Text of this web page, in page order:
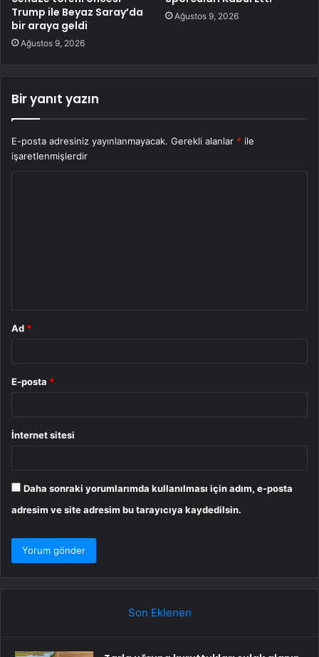
Trump ile Beyaz Saray’da
bir araya geldi
Ağustos 9, 2026
Ağustos 9, 2026
Bir yanıt yazın
E-posta adresiniz yayınlanmayacak. Gerekli alanlar * ile
işaretlenmişlerdir
Ad *
E-posta *
İnternet sitesi
Daha sonraki yorumlarımda kullanılması için adım, e-posta
adresim ve site adresim bu tarayıcıya kaydedilsin.
Son Eklenen